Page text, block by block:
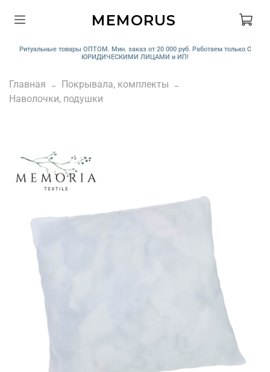
MEMORUS
Ритуальные товары ОПТОМ. Мин. заказ от 20 000 руб. Работаем только С
ЮРИДИЧЕСКИМИ ЛИЦАМИ и ИП!
Главная
Покрывала, комплекты
Наволочки, подушки